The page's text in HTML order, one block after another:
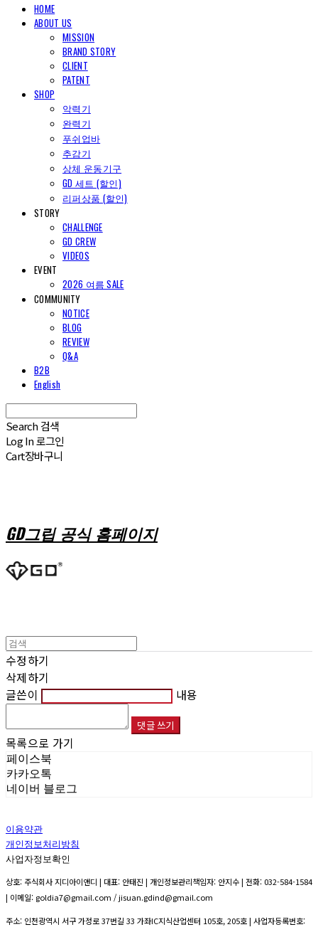
HOME
ABOUT US
MISSION
BRAND STORY
CLIENT
PATENT
SHOP
악력기
완력기
푸쉬업바
추감기
상체 운동기구
GD 세트 (할인)
리퍼상품 (할인)
STORY
CHALLENGE
GD CREW
VIDEOS
EVENT
2026 여름 SALE
COMMUNITY
NOTICE
BLOG
REVIEW
Q&A
B2B
English
Search 검색
Log In로그인
Cart장바구니
GD그립 공식 홈페이지
수정하기
삭제하기
글쓴이
내용
댓글 쓰기
목록으로 가기
페이스북
카카오톡
네이버 블로그
이용약관
개인정보처리방침
사업자정보확인
상호: 주식회사 지디아이앤디 | 대표: 안태진 | 개인정보관리책임자: 안지수 | 전화: 032-584-1584
| 이메일: goldia7@gmail.com / jisuan.gdind@gmail.com
주소: 인천광역시 서구 가정로 37번길 33 가좌IC지식산업센터 105호, 205호 | 사업자등록번호: